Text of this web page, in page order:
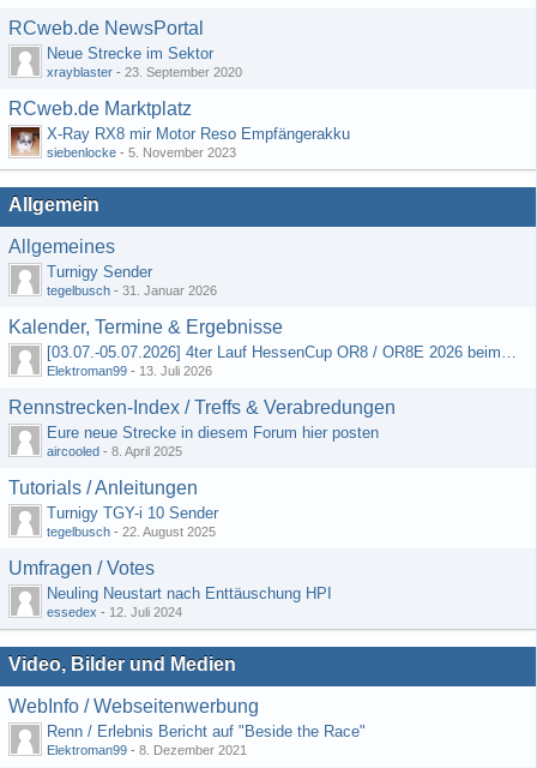
RCweb.de NewsPortal
Neue Strecke im Sektor
xrayblaster - 23. September 2020
RCweb.de Marktplatz
X-Ray RX8 mir Motor Reso Empfängerakku
siebenlocke - 5. November 2023
Allgemein
Allgemeines
Turnigy Sender
tegelbusch - 31. Januar 2026
Kalender, Termine & Ergebnisse
[03.07.-05.07.2026] 4ter Lauf HessenCup OR8 / OR8E 2026 beim MSV Linsengericht e.V.
Elektroman99 - 13. Juli 2026
Rennstrecken-Index / Treffs & Verabredungen
Eure neue Strecke in diesem Forum hier posten
aircooled - 8. April 2025
Tutorials / Anleitungen
Turnigy TGY-i 10 Sender
tegelbusch - 22. August 2025
Umfragen / Votes
Neuling Neustart nach Enttäuschung HPI
essedex - 12. Juli 2024
Video, Bilder und Medien
WebInfo / Webseitenwerbung
Renn / Erlebnis Bericht auf "Beside the Race"
Elektroman99 - 8. Dezember 2021